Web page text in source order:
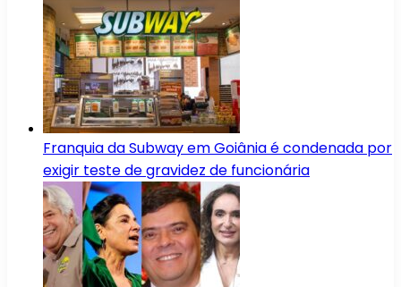
Franquia da Subway em Goiânia é condenada por
exigir teste de gravidez de funcionária